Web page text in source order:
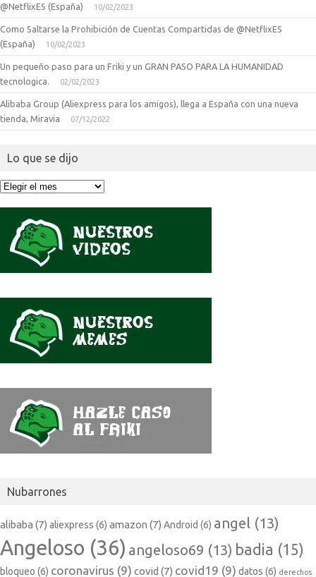
@NetflixES (España)
10/02/2023
Como Saltarse la Prohibición de Cuentas Compartidas de @NetflixES
(España)
10/02/2023
Un pequeño paso para un Friki y un GRAN PASO PARA LA HUMANIDAD
tecnologica.
02/02/2023
Alibaba Group (Aliexpress para los amigos), llega a España con una nueva
tienda, Miravia
07/12/2022
Lo que se dijo
Lo
Nubarrones
alibaba (7) aliexpress (6) amazon (7) Android (6) angel (13)
Angeloso (36) angeloso69 (13) badia (15)
bloqueo (6) coronavirus (9) covid (7) covid19 (9) datos (6) derechos